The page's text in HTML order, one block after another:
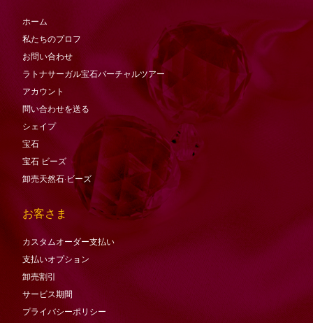
ホーム
私たちのプロフ
お問い合わせ
ラトナサーガル宝石バーチャ​​ルツアー
アカウント
問い合わせを送る
シェイプ
宝石
宝石 ビーズ
卸売天然石·ビーズ
お客さま
カスタムオーダー支払い
支払いオプション
卸売割引
サービス期間
プライバシーポリシー